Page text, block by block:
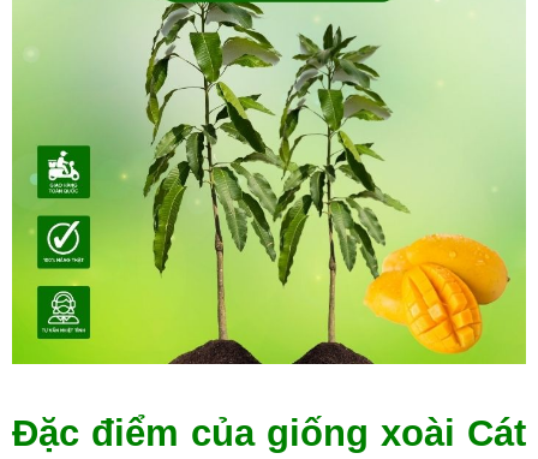
Đặc điểm của giống xoài Cát